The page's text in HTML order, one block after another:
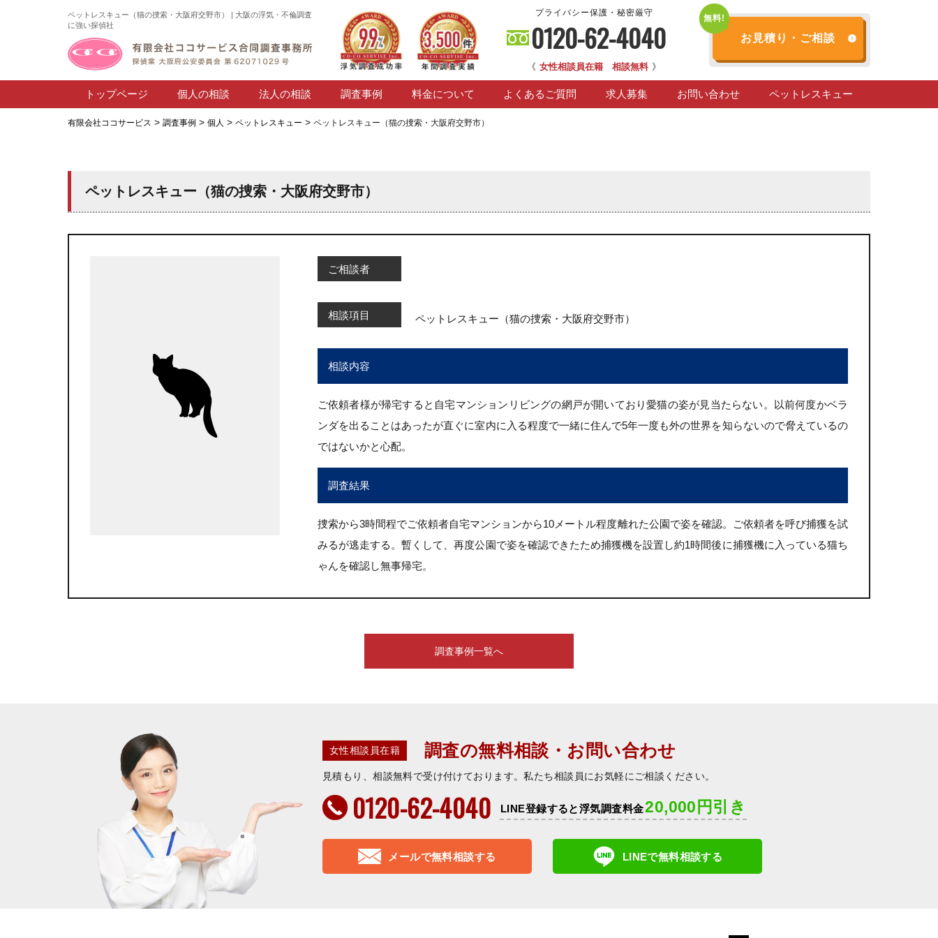
ペットレスキュー（猫の捜索・大阪府交野市） | 大阪の浮気・不倫調査
に強い探偵社
プライバシー保護・秘密厳守
0120-62-4040
《 女性相談員在籍 相談無料 》
お見積り・ご相談
トップページ 個人の相談 法人の相談 調査事例 料金について よくあるご質問 求人募集 お問い合わせ ペットレスキュー
有限会社ココサービス > 調査事例 > 個人 > ペットレスキュー > ペットレスキュー（猫の捜索・大阪府交野市）
ペットレスキュー（猫の捜索・大阪府交野市）
ご相談者
相談項目 ペットレスキュー（猫の捜索・大阪府交野市）
相談内容
ご依頼者様が帰宅すると自宅マンションリビングの網戸が開いており愛猫の姿が見当たらない。以前何度かベラ
ンダを出ることはあったが直ぐに室内に入る程度で一緒に住んで5年一度も外の世界を知らないので脅えているの
ではないかと心配。
調査結果
捜索から3時間程でご依頼者自宅マンションから10メートル程度離れた公園で姿を確認。ご依頼者を呼び捕獲を試
みるが逃走する。暫くして、再度公園で姿を確認できたため捕獲機を設置し約1時間後に捕獲機に入っている猫ち
ゃんを確認し無事帰宅。
調査事例一覧へ
女性相談員在籍 調査の無料相談・お問い合わせ
見積もり、相談無料で受け付けております。私たち相談員にお気軽にご相談ください。
0120-62-4040 LINE登録すると浮気調査料金20,000円引き
メールで無料相談する LINEで無料相談する